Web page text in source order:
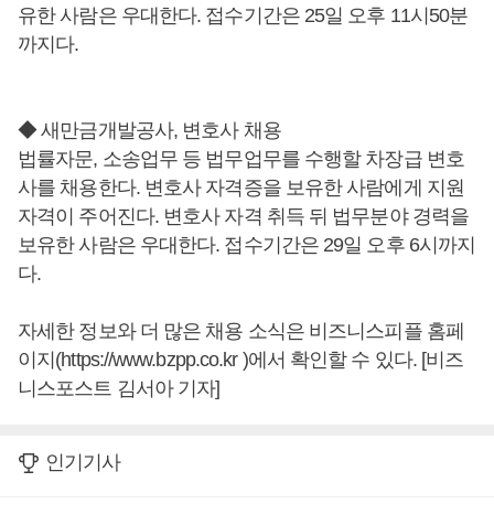
유한 사람은 우대한다. 접수기간은 25일 오후 11시50분
까지다.
◆ 새만금개발공사, 변호사 채용
법률자문, 소송업무 등 법무업무를 수행할 차장급 변호
사를 채용한다. 변호사 자격증을 보유한 사람에게 지원
자격이 주어진다. 변호사 자격 취득 뒤 법무분야 경력을
보유한 사람은 우대한다. 접수기간은 29일 오후 6시까지
다.
자세한 정보와 더 많은 채용 소식은 비즈니스피플 홈페
이지(https://www.bzpp.co.kr )에서 확인할 수 있다. [비즈
니스포스트 김서아 기자]
인기기사